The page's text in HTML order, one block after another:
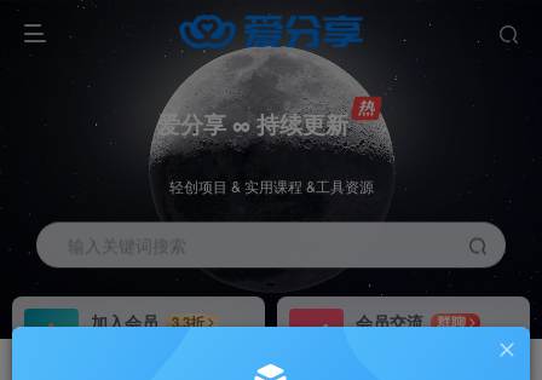
爱分享 ∞ 持续更新
轻创项目 & 实用课程 &工具资源
输入关键词搜索
加入会员
3.3折
会员交流
群聊